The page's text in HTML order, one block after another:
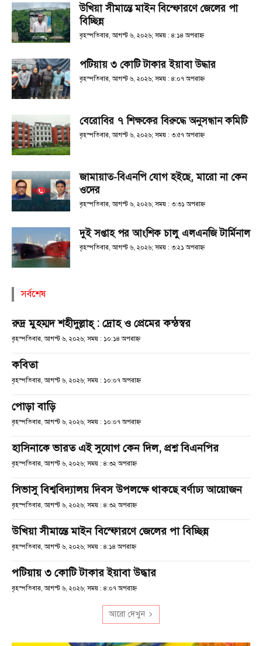
উখিয়া সীমান্তে মাইন বিস্ফোরণে জেলের পা
বিচ্ছিন্ন
বৃহস্পতিবার, আগস্ট ৬, ২০২৬; সময় : ৪:১৪ অপরাহ্ণ
পটিয়ায় ৩ কোটি টাকার ইয়াবা উদ্ধার
বৃহস্পতিবার, আগস্ট ৬, ২০২৬; সময় : ৪:০৭ অপরাহ্ণ
বেরোবির ৭ শিক্ষকের বিরুদ্ধে অনুসন্ধান কমিটি
বৃহস্পতিবার, আগস্ট ৬, ২০২৬; সময় : ৩:৫৭ অপরাহ্ণ
জামায়াত-বিএনপি যোগ হইছে, মারো না কেন
ওদের
বৃহস্পতিবার, আগস্ট ৬, ২০২৬; সময় : ৩:৩১ অপরাহ্ণ
দুই সপ্তাহ পর আংশিক চালু এলএনজি টার্মিনাল
বৃহস্পতিবার, আগস্ট ৬, ২০২৬; সময় : ৩:২১ অপরাহ্ণ
সর্বশেষ
রুদ্র মুহম্মদ শহীদুল্লাহ্ : দ্রোহ ও প্রেমের কন্ঠস্বর
বৃহস্পতিবার, আগস্ট ৬, ২০২৬; সময় : ১০:১৪ অপরাহ্ণ
কবিতা
বৃহস্পতিবার, আগস্ট ৬, ২০২৬; সময় : ১০:০৭ অপরাহ্ণ
পোড়া বাড়ি
বৃহস্পতিবার, আগস্ট ৬, ২০২৬; সময় : ১০:০৭ অপরাহ্ণ
হাসিনাকে ভারত এই সুযোগ কেন দিল, প্রশ্ন বিএনপির
বৃহস্পতিবার, আগস্ট ৬, ২০২৬; সময় : ৪:৩২ অপরাহ্ণ
সিভাসু বিশ্ববিদ্যালয় দিবস উপলক্ষে থাকছে বর্ণাঢ্য আয়োজন
বৃহস্পতিবার, আগস্ট ৬, ২০২৬; সময় : ৪:৩২ অপরাহ্ণ
উখিয়া সীমান্তে মাইন বিস্ফোরণে জেলের পা বিচ্ছিন্ন
বৃহস্পতিবার, আগস্ট ৬, ২০২৬; সময় : ৪:১৪ অপরাহ্ণ
পটিয়ায় ৩ কোটি টাকার ইয়াবা উদ্ধার
বৃহস্পতিবার, আগস্ট ৬, ২০২৬; সময় : ৪:০৭ অপরাহ্ণ
আরো দেখুন